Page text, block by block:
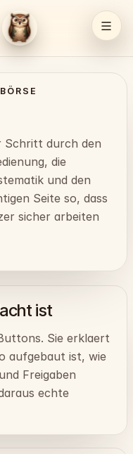
durch den
die
und den
Seite so, dass
sicher arbeiten
ist
Sie erklaert
aufgebaut ist, wie
Freigaben
echte